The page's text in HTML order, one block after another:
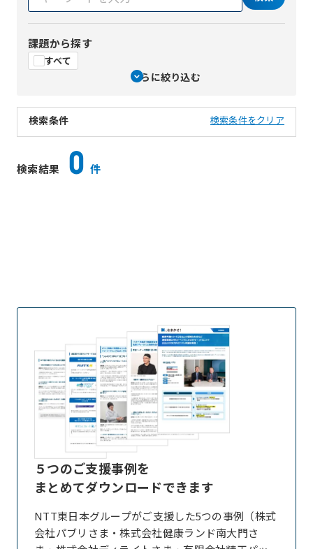
課題から探す
すべて
さらに絞り込む
検索条件 検索条件をクリア
検索結果 0 件
５つのご支援事例を
まとめてダウンロードできます
NTT東日本グループがご支援した5つの事例（株式
会社パブリさま・株式会社健康ランド南大門さ